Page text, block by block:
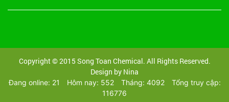
Copyright © 2015 Song Toan Chemical. All Rights Reserved.
Design by Nina
Đang online: 21 Hôm nay: 552 Tháng: 4092
Tổng truy cập:
116776